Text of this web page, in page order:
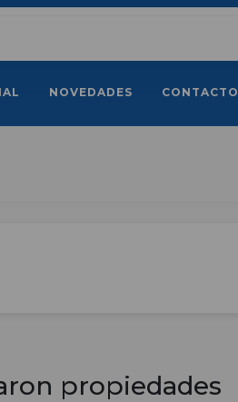
NOVEDADES CONTACTO
propiedades